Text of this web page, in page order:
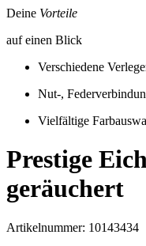
Deine Vorteile
auf einen Blick
Verschiedene
Nut-,
Vielfältige
Prestige
geräuchert
Artikelnummer: 10143434